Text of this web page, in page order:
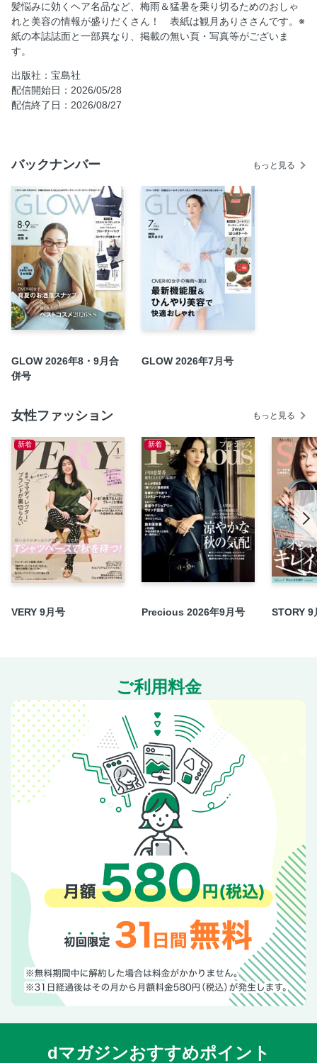
水井真理子のインナー美容道
今月の付録に注目！ コールマン ディズニーデザイン2WAY
はっ水トート／コールマン ダブル収納ショルダーバッグ
DELUCA 大きくてたためるグローサリーバッグ＆ストラッ
プ付きポーチ 【GLOW8月・9月合併号増刊付録】DEAN ＆
DELUCA ハンドル付きステンレスボトル
人の機能服de14DAYS
は“機能で選ぶ”が新常識！
梅雨＆猛暑を快適ウェアで乗り切る! お洒落なあの人の機
能服SNAP
通勤もレジャーも 40代の頼れる相棒はコールマン
健やかでハッピーな毎日を過ごすための GLOWウェルネス
大賞2026
コスメPRが実践 －3℃のひんやり冷却美容
湿気・紫外線・汗・皮脂汚れも寄せつけない！ 夏の髪悩み
フーディストノート人気料理家の 体ととのう！ 腸活＆発
酵レシピ
かがやきお試し部
かがやきCafe
藤原ヒロシ MUSIC for GLOW PEOPLE／次号予告
SHOP LIST
髪悩みに効くヘア名品など、梅雨＆猛暑を乗り切るためのおしゃ
れと美容の情報が盛りだくさん！ 表紙は観月ありささんです。※
紙の本誌誌面と一部異なり、掲載の無い頁・写真等がございま
す。
出版社：宝島社
配信開始日：2026/05/28
配信終了日：2026/08/27
バックナンバー もっと見る
GLOW 2026年8・9月合
併号
GLOW 2026年7月号
女性ファッション もっと見る
新着
VERY 9月号
新着
Precious 2026年9月号 STORY 9
ご利用料金
dマガジンおすすめポイント